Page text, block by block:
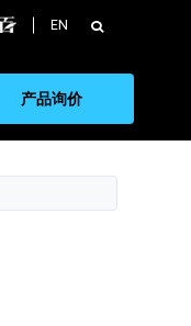
EN 搜
索：
产品询价